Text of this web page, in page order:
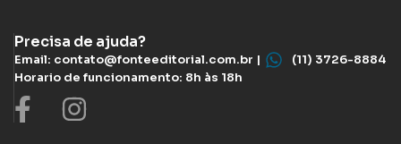
Precisa de ajuda?
Email: contato@fonteeditorial.com.br |
(11) 3726-8884
Horario de funcionamento: 8h às 18h